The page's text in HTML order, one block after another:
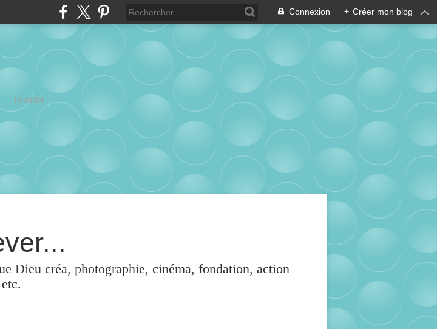
Connexion + Créer mon blog
Publicité
Dieu créa, photographie, cinéma, fondation, action